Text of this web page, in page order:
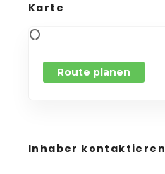
Karte
Route planen
Inhaber kontaktieren